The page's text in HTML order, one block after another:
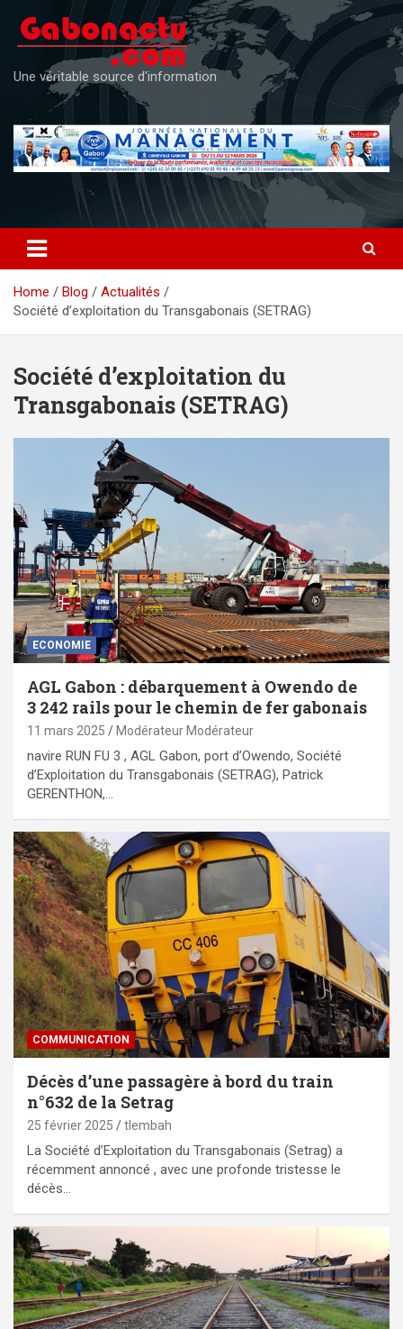
content
Une véritable source d'information
Home Blog
Actualités
Société d’exploitation du Transgabonais (SETRAG)
Société d’exploitation du
Transgabonais (SETRAG)
ECONOMIE
AGL Gabon : débarquement à Owendo de
3 242 rails pour le chemin de fer gabonais
11 mars 2025 Modérateur Modérateur
navire RUN FU 3 , AGL Gabon, port d’Owendo, Société
d’Exploitation du Transgabonais (SETRAG), Patrick
GERENTHON,…
COMMUNICATION
Décès d’une passagère à bord du train
n°632 de la Setrag
25 février 2025 tlembah
La Société d’Exploitation du Transgabonais (Setrag) a
récemment annoncé , avec une profonde tristesse le
décès…